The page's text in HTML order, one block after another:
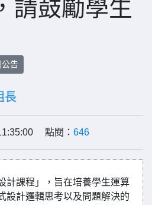
請鼓勵學生
公告
長
點閱： 646
計課程」，旨在培養學生運算
設計邏輯思考以及問題解決的